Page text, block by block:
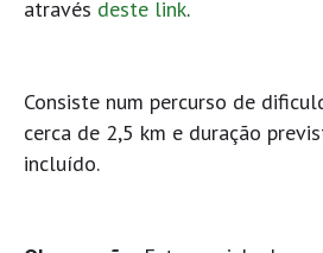
através deste link.
Consiste num percurso de
cerca de 2,5 km e duração
incluído.